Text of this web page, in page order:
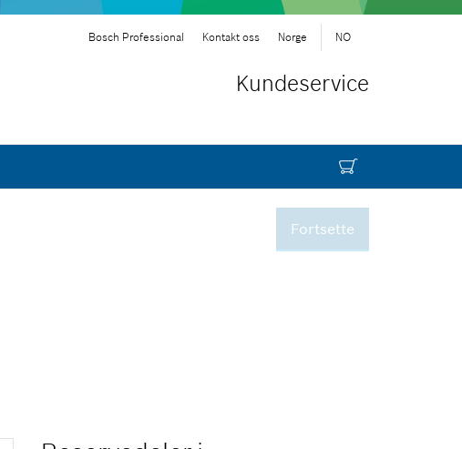
Bosch Professional Kontakt oss Norge NO
Kundeservice
Fortsette